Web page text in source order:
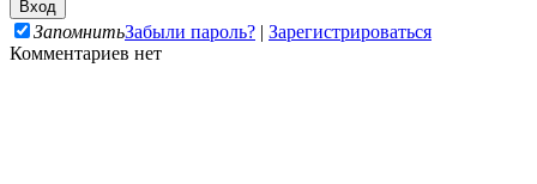
ЗапомнитьЗабыли пароль? | Зарегистрироваться
Комментариев нет